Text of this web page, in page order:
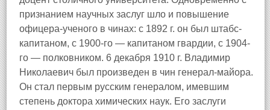
признанием научных заслуг шло и повышение
офицера-ученого в чинах: с 1892 г. он был штабс-
капитаном, с 1900-го — капитаном гвардии, с 1904-
го — полковником. 6 декабря 1910 г. Владимир
Николаевич был произведен в чин генерал-майора.
Он стал первым русским генералом, имевшим
степень доктора химических наук. Его заслуги